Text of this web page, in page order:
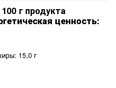
г продукта
ценность:
15,0 г